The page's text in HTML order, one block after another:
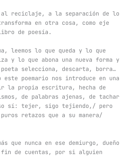
al reciclaje, a la separación de lo
en otra cosa, como eje
de poesía.
leemos lo que queda y lo que
y lo que abona una nueva forma y
selecciona, descarta, borra…
este poemario nos introduce en una
la propia escritura, hecha de
de palabras ajenas, de tachar
sí: tejer, sigo tejiendo,/ pero
retazos que a su manera/
que nunca en ese demiurgo, dueño
fin de cuentas, por si alguien